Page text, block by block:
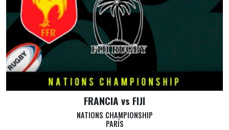
FRANCIA vs FIJI
NATIONS CHAMPIONSHIP
PARÍS